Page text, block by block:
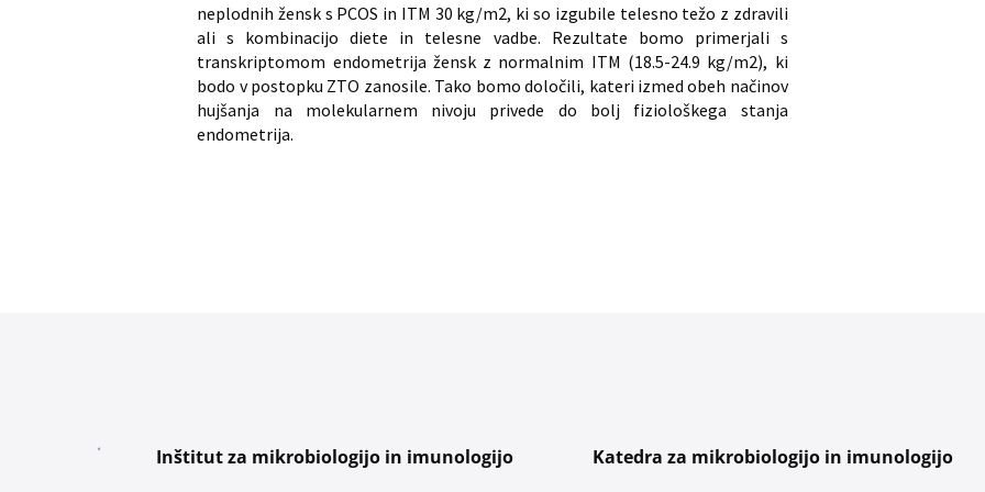
neplodnih žensk s PCOS in ITM 30 kg/m2, ki so izgubile telesno težo z zdravili
ali s kombinacijo diete in telesne vadbe. Rezultate bomo primerjali s
transkriptomom endometrija žensk z normalnim ITM (18.5-24.9 kg/m2), ki
bodo v postopku ZTO zanosile. Tako bomo določili, kateri izmed obeh načinov
hujšanja na molekularnem nivoju privede do bolj fiziološkega stanja
endometrija.
Inštitut za mikrobiologijo in imunologijo
Katedra za mikrobiologijo in imunologijo